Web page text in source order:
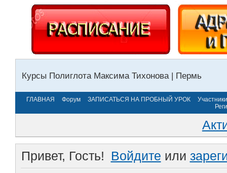
Курсы Полиглота Максима Тихонова | Пермь
ГЛАВНАЯ Форум ЗАПИСАТЬСЯ НА ПРОБНЫЙ УРОК
Участники
Привет, Гость! Войдите или